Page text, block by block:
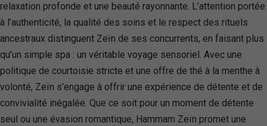
relaxation profonde et une beauté rayonnante. L’attention portée
à l’authenticité, la qualité des soins et le respect des rituels
ancestraux distinguent Zeïn de ses concurrents, en faisant plus
qu’un simple spa : un véritable voyage sensoriel. Avec une
politique de courtoisie stricte et une offre de thé à la menthe à
volonté, Zeïn s’engage à offrir une expérience de détente et de
convivialité inégalée. Que ce soit pour un moment de détente
seul ou une évasion romantique, Hammam Zeïn promet une